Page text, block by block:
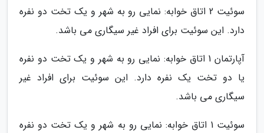
سوئیت 2 اتاق خوابه: نمایی رو به شهر و یک تخت دو نفره
دارد. این سوئیت برای افراد غیر سیگاری می باشد.
آپارتمان 1 اتاق خوابه: نمایی رو به شهر و یک تخت دو نفره
یا دو تخت یک نفره دارد. این سوئیت برای افراد غیر
سیگاری می باشد.
سوئیت 1 اتاق خوابه: نمایی رو به شهر و یک تخت دو نفره